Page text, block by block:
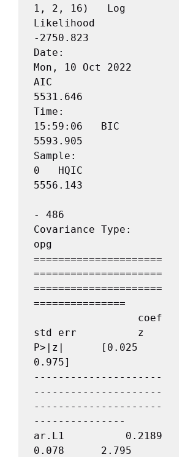
1, 2, 16)   Log
Likelihood
-2750.823
Date:
Mon, 10 Oct 2022
AIC
5531.646
Time:
15:59:06   BIC
5593.905
Sample:
0   HQIC
5556.143
- 486
Covariance Type:
opg
=====================
=====================
=====================
===============
std err          z
P>|z|      [0.025
0.975]
---------------------
---------------------
---------------------
---------------
ar.L1          0.2189
0.078      2.795